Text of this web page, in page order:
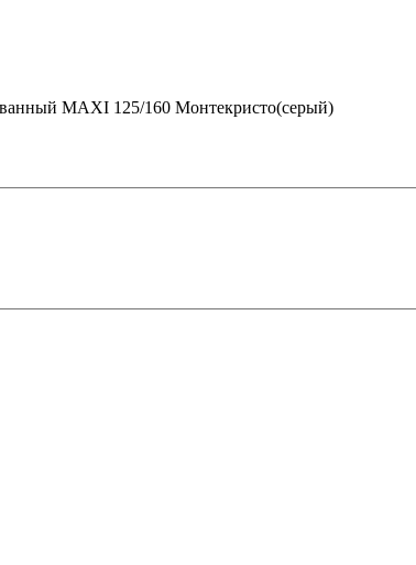
MAXI 125/160 Монтекристо(серый)